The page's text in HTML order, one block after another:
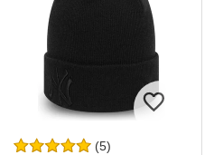
(5)